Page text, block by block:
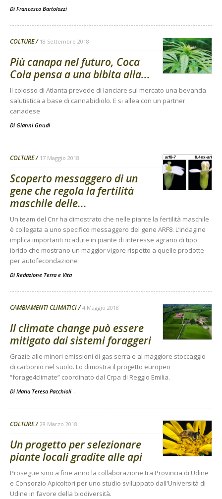
Di Francesco Bartolozzi
COLTURE 18 Settembre 2018
Più canapa nel futuro, Coca
Cola pensa a una bibita alla...
Il colosso di Atlanta prevede di lanciare sul mercato una bevanda
salutistica a base di cannabidiolo. E si allea con un partner
canadese
Di Gianni Gnudi
COLTURE 17 Maggio 2018
Scoperto messaggero di un
gene che regola la fertilità
maschile delle...
Un team del Cnr ha dimostrato che nelle piante la fertilità maschile
è collegata a uno specifico messaggero del gene ARF8. L’indagine
implica importanti ricadute in piante di interesse agrario di tipo
ibrido che mostrano un maggior vigore rispetto a quelle prodotte
per autofecondazione
Di Redazione Terra e Vita
CAMBIAMENTI CLIMATICI 4 Maggio 2018
Il climate change può essere
mitigato dai sistemi foraggeri
Grazie alle minori emissioni di gas serra e al maggiore stoccaggio
di carbonio nel suolo. Lo dimostra il progetto europeo
“forage4climate” coordinato dal Crpa di Reggio Emilia.
Di Maria Teresa Pacchioli -
COLTURE 28 Marzo 2018
Un progetto per selezionare
piante locali gradite alle api
Prosegue sino a fine anno la collaborazione tra Provincia di Udine
e Consorzio Apicoltori per uno studio sviluppato dall'Università di
Udine in favore della biodiversità.